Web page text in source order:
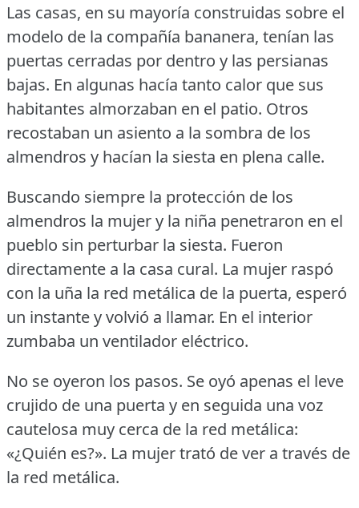
Las casas, en su mayoría construidas sobre el
modelo de la compañía bananera, tenían las
puertas cerradas por dentro y las persianas
bajas. En algunas hacía tanto calor que sus
habitantes almorzaban en el patio. Otros
recostaban un asiento a la sombra de los
almendros y hacían la siesta en plena calle.
Buscando siempre la protección de los
almendros la mujer y la niña penetraron en el
pueblo sin perturbar la siesta. Fueron
directamente a la casa cural. La mujer raspó
con la uña la red metálica de la puerta, esperó
un instante y volvió a llamar. En el interior
zumbaba un ventilador eléctrico.
No se oyeron los pasos. Se oyó apenas el leve
crujido de una puerta y en seguida una voz
cautelosa muy cerca de la red metálica:
«¿Quién es?». La mujer trató de ver a través de
la red metálica.